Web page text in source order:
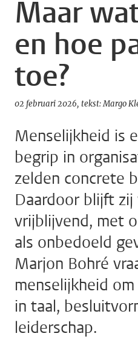
Maar
en hoe
toe?
02 februari 2026 tekst: Margo
Menselijkheid is
begrip in
zelden concrete
Daardoor blijft zij
vrijblijvend, met
als onbedoeld
Marjon Bohré
menselijkheid
in taal,
leiderschap.